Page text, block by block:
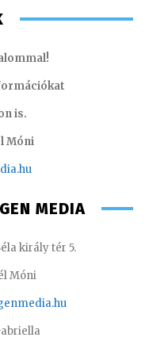
is.
Móni
MEDIA
király tér 5.
Móni